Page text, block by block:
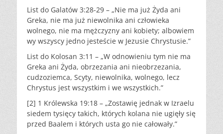
List do Galatów 3:28-29 – „Nie ma już Żyda ani
Greka, nie ma już niewolnika ani człowieka
wolnego, nie ma mężczyzny ani kobiety; albowiem
wy wszyscy jedno jesteście w Jezusie Chrystusie.”
List do Kolosan 3:11 – „W odnowieniu tym nie ma
Greka ani Żyda, obrzezania ani nieobrzezania,
cudzoziemca, Scyty, niewolnika, wolnego, lecz
Chrystus jest wszystkim i we wszystkich.”
[2] 1 Królewska 19:18 – „Zostawię jednak w Izraelu
siedem tysięcy takich, których kolana nie ugięły się
przed Baalem i których usta go nie całowały.”